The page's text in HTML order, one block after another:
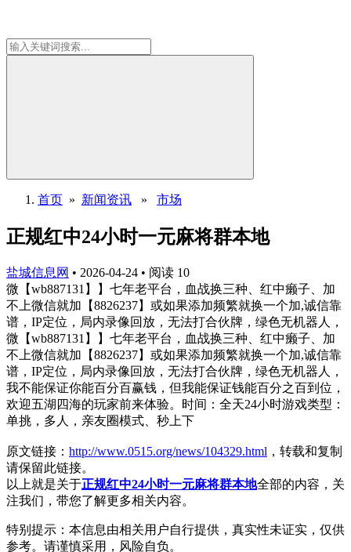
首页 » 新闻资讯 » 市场
正规红中24小时一元麻将群本地
盐城信息网 • 2026-04-24 • 阅读 10
微【wb887131】】七年老平台，血战换三种、红中癞子、加
不上微信就加【8826237】或如果添加频繁就换一个加,诚信靠
谱，IP定位，局内录像回放，无法打合伙牌，绿色无机器人，
微【wb887131】】七年老平台，血战换三种、红中癞子、加
不上微信就加【8826237】或如果添加频繁就换一个加,诚信靠
谱，IP定位，局内录像回放，无法打合伙牌，绿色无机器人，
我不能保证你能百分百赢钱，但我能保证钱能百分之百到位，
欢迎五湖四海的玩家前来体验。时间：全天24小时游戏类型：
单挑，多人，亲友圈模式、秒上下
原文链接： http://www.0515.org/news/104329.html ，转载和复制
请保留此链接。
以上就是关于正规红中24小时一元麻将群本地全部的内容，关
注我们，带您了解更多相关内容。
特别提示：本信息由相关用户自行提供，真实性未证实，仅供
参考。请谨慎采用，风险自负。